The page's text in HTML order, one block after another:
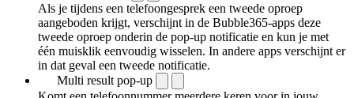
Als je tijdens een telefoongesprek een tweede oproep
aangeboden krijgt, verschijnt in de Bubble365-apps deze
tweede oproep onderin de pop-up notificatie en kun je met
één muisklik eenvoudig wisselen. In andere apps verschijnt er
in dat geval een tweede notificatie.
Multi result pop-up